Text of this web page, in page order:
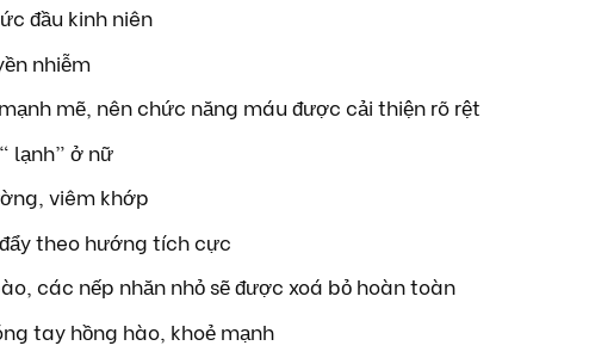
đầu kinh niên
nhiễm
mẽ, nên chức năng máu được cải thiện rõ rệt
lạnh” ở nữ
viêm khớp
theo hướng tích cực
các nếp nhăn nhỏ sẽ được xoá bỏ hoàn toàn
tay hồng hào, khoẻ mạnh